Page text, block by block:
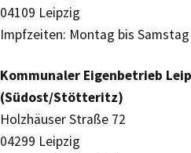
04109 Leipzig
Impfzeiten: Montag bis
Kommunaler Eigenbetrieb
(Südost/Stötteritz)
Holzhäuser Straße 72
04299 Leipzig